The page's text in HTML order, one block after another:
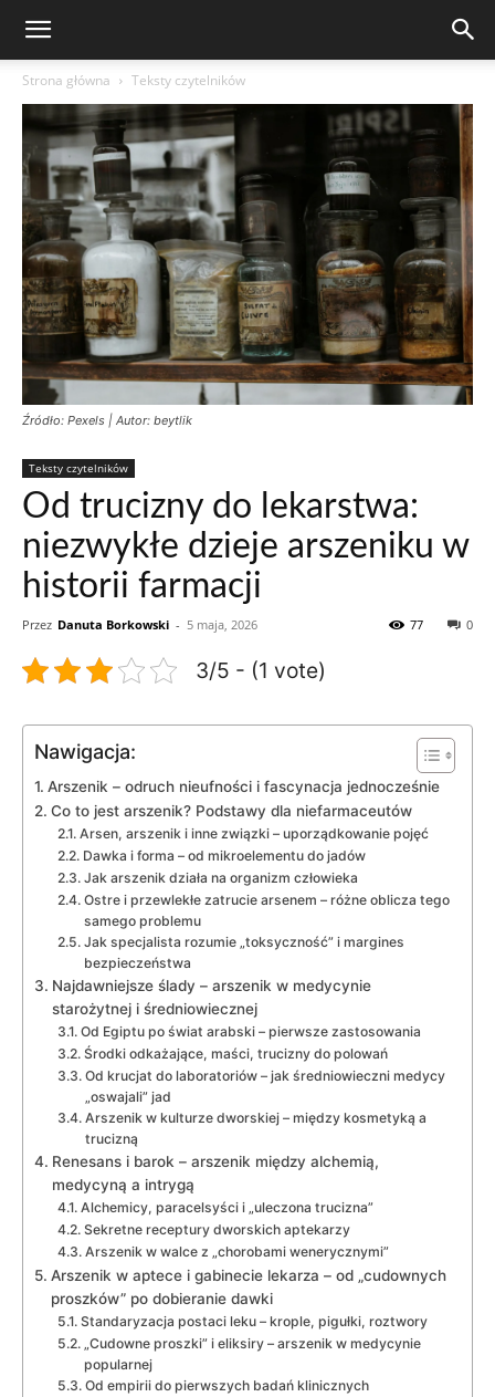
Strona główna Teksty czytelników
Źródło: Pexels | Autor: beytlik
Teksty czytelników
Od trucizny do lekarstwa:
niezwykłe dzieje arszeniku w
historii farmacji
Przez Danuta Borkowski - 5 maja, 2026 0
77
3/5 - (1 vote)
Nawigacja:
Arszenik – odruch nieufności i fascynacja jednocześnie
Co to jest arszenik? Podstawy dla niefarmaceutów
Arsen, arszenik i inne związki – uporządkowanie pojęć
Dawka i forma – od mikroelementu do jadów
Jak arszenik działa na organizm człowieka
Ostre i przewlekłe zatrucie arsenem – różne oblicza tego
samego problemu
Jak specjalista rozumie „toksyczność” i margines
bezpieczeństwa
Najdawniejsze ślady – arszenik w medycynie
starożytnej i średniowiecznej
Od Egiptu po świat arabski – pierwsze zastosowania
Środki odkażające, maści, trucizny do polowań
Od krucjat do laboratoriów – jak średniowieczni medycy
„oswajali” jad
Arszenik w kulturze dworskiej – między kosmetyką a
trucizną
Renesans i barok – arszenik między alchemią,
medycyną a intrygą
Alchemicy, paracelsyści i „uleczona trucizna”
Sekretne receptury dworskich aptekarzy
Arszenik w walce z „chorobami wenerycznymi”
Arszenik w aptece i gabinecie lekarza – od „cudownych
proszków” po dobieranie dawki
Standaryzacja postaci leku – krople, pigułki, roztwory
„Cudowne proszki” i eliksiry – arszenik w medycynie
popularnej
Od empirii do pierwszych badań klinicznych